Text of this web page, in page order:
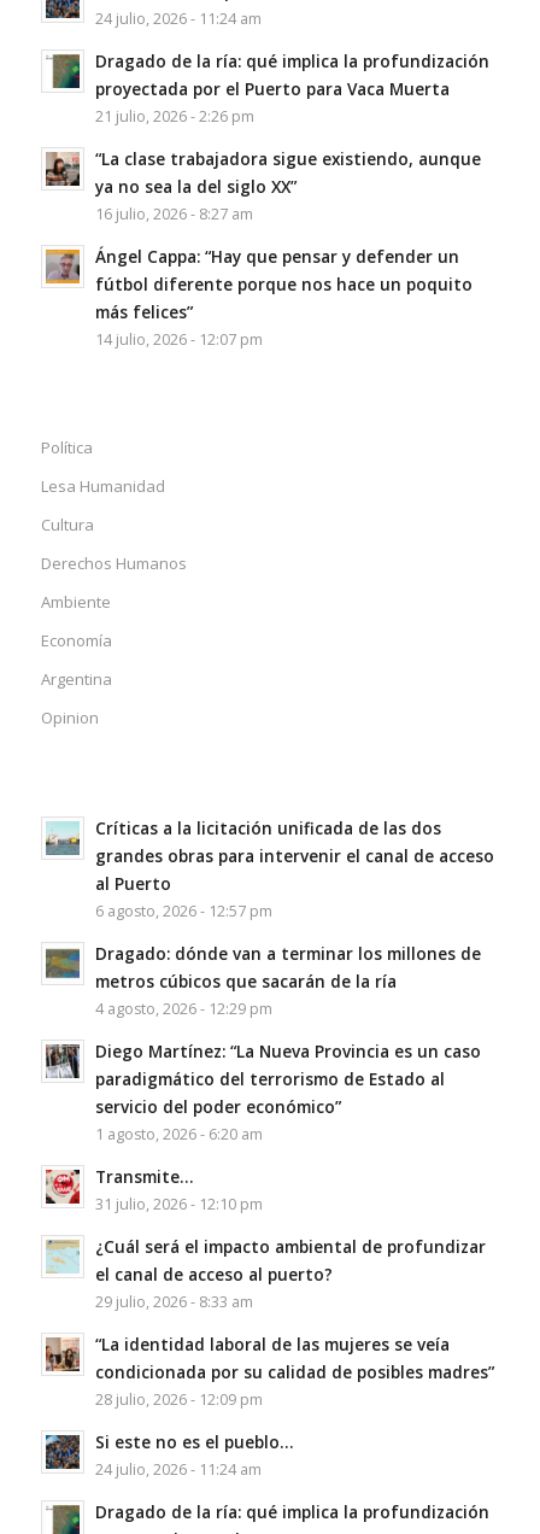
24 julio, 2026 - 11:24 am
Dragado de la ría: qué implica la profundización
proyectada por el Puerto para Vaca Muerta
21 julio, 2026 - 2:26 pm
“La clase trabajadora sigue existiendo, aunque
ya no sea la del siglo XX”
16 julio, 2026 - 8:27 am
Ángel Cappa: “Hay que pensar y defender un
fútbol diferente porque nos hace un poquito
más felices”
14 julio, 2026 - 12:07 pm
Política
Lesa Humanidad
Cultura
Derechos Humanos
Ambiente
Economía
Argentina
Opinion
Críticas a la licitación unificada de las dos
grandes obras para intervenir el canal de acceso
al Puerto
6 agosto, 2026 - 12:57 pm
Dragado: dónde van a terminar los millones de
metros cúbicos que sacarán de la ría
4 agosto, 2026 - 12:29 pm
Diego Martínez: “La Nueva Provincia es un caso
paradigmático del terrorismo de Estado al
servicio del poder económico”
1 agosto, 2026 - 6:20 am
Transmite…
31 julio, 2026 - 12:10 pm
¿Cuál será el impacto ambiental de profundizar
el canal de acceso al puerto?
29 julio, 2026 - 8:33 am
“La identidad laboral de las mujeres se veía
condicionada por su calidad de posibles madres”
28 julio, 2026 - 12:09 pm
Si este no es el pueblo…
24 julio, 2026 - 11:24 am
Dragado de la ría: qué implica la profundización